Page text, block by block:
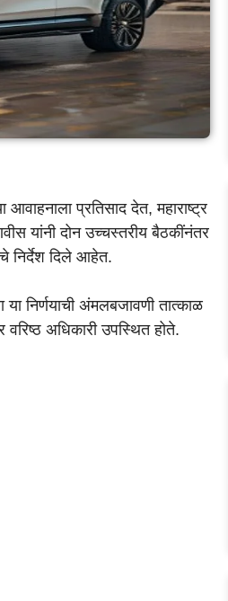
प्रतिसाद देत, महाराष्ट्र
यांनी दोन उच्चस्तरीय बैठकींनंतर
निर्देश दिले आहेत.
निर्णयाची अंमलबजावणी तात्काळ
अधिकारी उपस्थित होते.